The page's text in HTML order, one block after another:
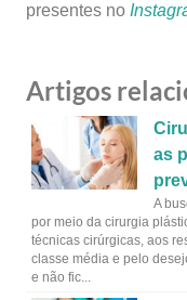
presentes no
Artigos
as
A
por meio da cirurgia
técnicas cirúrgicas, aos
classe média e pelo
e não fic...